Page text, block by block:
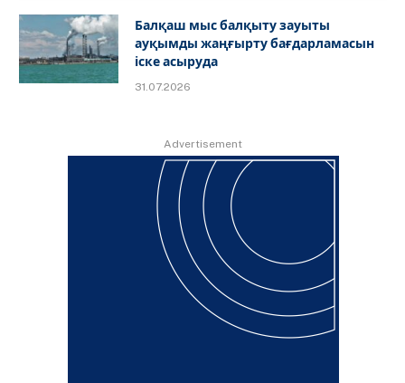
Балқаш мыс балқыту зауыты
ауқымды жаңғырту бағдарламасын
іске асыруда
31.07.2026
Advertisement